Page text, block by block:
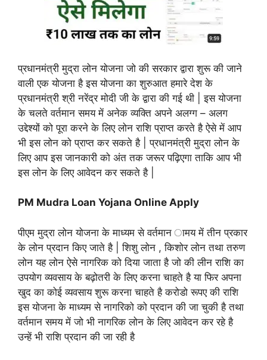
प्रधानमंत्री मुद्रा लोन योजना जो की सरकार द्वारा शुरू की जाने
वाली एक योजना है इस योजना का शुरुआत हमारे देश के
प्रधानमंत्री श्री नरेंद्र मोदी जी के द्वारा की गई थी | इस योजना
के चलते वर्तमान समय में अनेक व्यक्ति अपने अलग्ग – अलग
उद्देश्यों को पूरा करने के लिए लोन राशि प्राप्त करते है ऐसे में आप
भी इस लोन को प्राप्त कर सकते है | प्रधानमंत्री मुद्रा लोन के
लिए आप इस जानकारी को अंत तक जरूर पढ़िएगा ताकि आप भी
इस लोन के लिए आवेदन कर सकते है |
PM Mudra Loan Yojana Online Apply
पीएम मुद्रा लोन योजना के माध्यम से वर्तमान ामय में तीन प्रकार
के लोन प्रदान किए जाते है | शिशु लोन , किशोर लोन तथा तरुण
लोन यह लोन ऐसे नागरिक को दिया जाता है जो की लीन राशि का
उपयोग व्यवसाय के बढ़ोतरी के लिए करना चाहते है या फिर अपना
खुद का कोई व्यवसाय शुरू करना चाहते है करोडो रूपए की राशि
इस योजना के माध्यम से नागरिको को प्रदान की जा चुकी है तथा
वर्तमान समय में जो भी नागरिक लोन के लिए आवेदन कर रहे है
उन्हें भी राशि प्रदान की जा रही है